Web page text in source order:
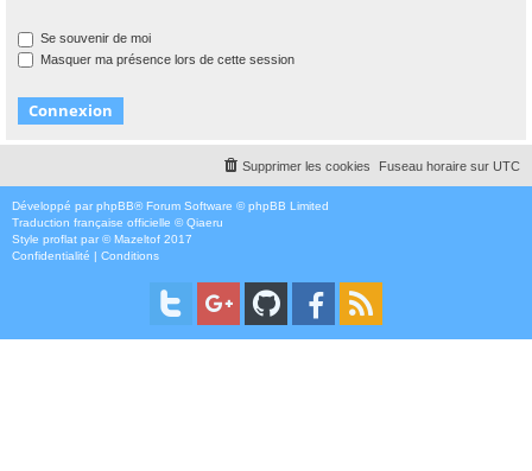
Se souvenir de moi
Masquer ma présence lors de cette session
Fuseau horaire sur UTC
Supprimer les cookies
Développé par phpBB® Forum Software © phpBB Limited
Traduction française officielle ©Qiaeru
Style proflat par ©Mazeltof 2017
Confidentialité | Conditions